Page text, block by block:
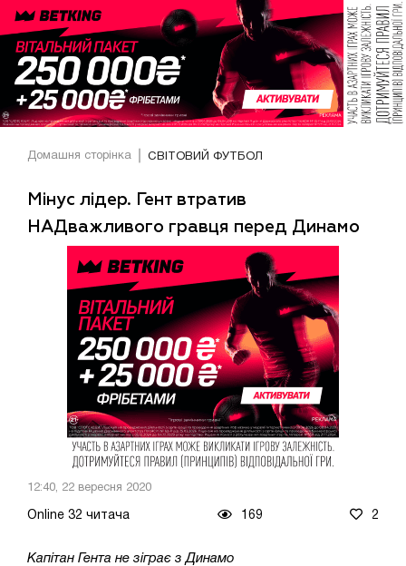
Домашня сторінка СВІТОВИЙ ФУТБОЛ
Мінус лідер. Гент втратив
НАДважливого гравця перед Динамо
12:40, 22 вересня 2020
Online 32 читача 169 2
Капітан Гента не зіграє з Динамо